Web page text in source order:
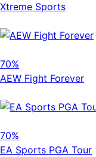
Xtreme Sports
70%
AEW Fight Forever
70%
EA Sports PGA Tour